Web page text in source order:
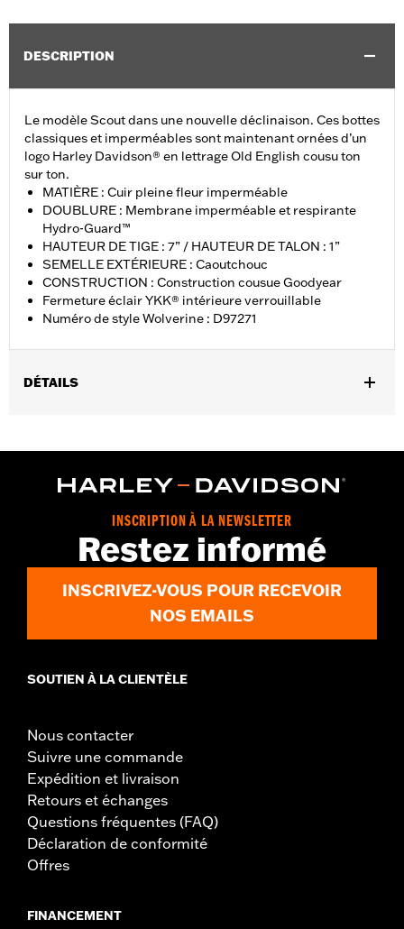
DESCRIPTION
Le modèle Scout dans une nouvelle déclinaison. Ces bottes
classiques et imperméables sont maintenant ornées d’un
logo Harley Davidson® en lettrage Old English cousu ton
sur ton.
MATIÈRE : Cuir pleine fleur imperméable
DOUBLURE : Membrane imperméable et respirante
Hydro-Guard™
HAUTEUR DE TIGE : 7” / HAUTEUR DE TALON : 1”
SEMELLE EXTÉRIEURE : Caoutchouc
CONSTRUCTION : Construction cousue Goodyear
Fermeture éclair YKK® intérieure verrouillable
Numéro de style Wolverine : D97271
DÉTAILS
GARANTIE:Garantie du fabricant international Wolverine -
Origine:Importé
Dimension Description:HAUTEUR DE TIGE : 7” / HAUTEUR DE
INSCRIPTION À LA NEWSLETTER
Restez informé
INSCRIVEZ-VOUS POUR RECEVOIR
NOS EMAILS
SOUTIEN À LA CLIENTÈLE
Nous contacter
Suivre une commande
Expédition et livraison
Retours et échanges
Questions fréquentes (FAQ)
Déclaration de conformité
Offres
FINANCEMENT